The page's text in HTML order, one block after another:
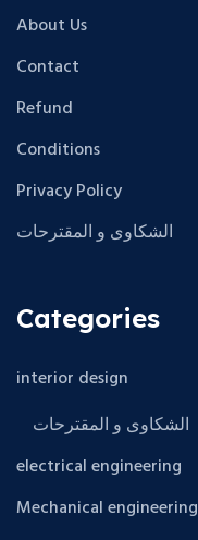
About Us
Contact
Refund
Conditions
Privacy Policy
الشكاوى و المقترحات
Categories
interior design
الشكاوى و المقترحات
electrical engineering
Mechanical engineering